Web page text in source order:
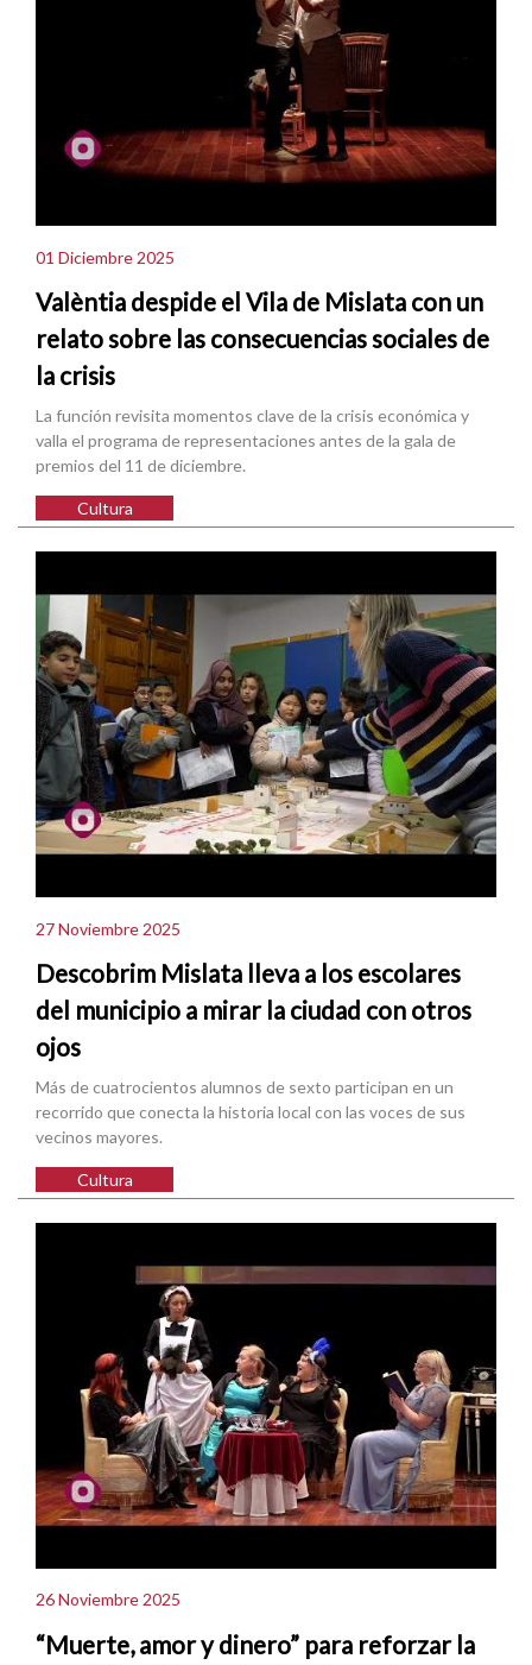
01 Diciembre 2025
Valèntia despide el Vila de Mislata con un
relato sobre las consecuencias sociales de
la crisis
La función revisita momentos clave de la crisis económica y
valla el programa de representaciones antes de la gala de
premios del 11 de diciembre.
Cultura
27 Noviembre 2025
Descobrim Mislata lleva a los escolares
del municipio a mirar la ciudad con otros
ojos
Más de cuatrocientos alumnos de sexto participan en un
recorrido que conecta la historia local con las voces de sus
vecinos mayores.
Cultura
26 Noviembre 2025
“Muerte, amor y dinero” para reforzar la